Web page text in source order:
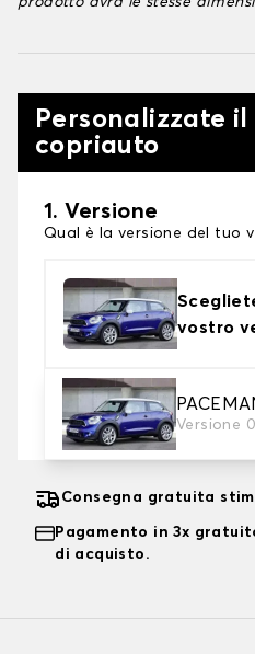
Personalizzate
copriauto
1. Versione
Qual è la versione del tuo
vostro
Versione
2. Livello di
Scegli il telo protettivo
Consegna gratuita
Pagamento in 3x
di acquisto.